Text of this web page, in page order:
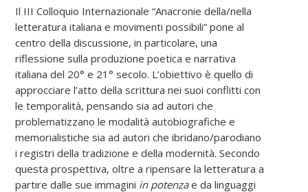
Il III Colloquio Internazionale “Anacronie della/nella
letteratura italiana e movimenti possibili” pone al
centro della discussione, in particolare, una
riflessione sulla produzione poetica e narrativa
italiana del 20° e 21° secolo. L’obiettivo è quello di
approcciare l’atto della scrittura nei suoi conflitti con
le temporalità, pensando sia ad autori che
problematizzano le modalità autobiografiche e
memorialistiche sia ad autori che ibridano/parodiano
i registri della tradizione e della modernità. Secondo
questa prospettiva, oltre a ripensare la letteratura a
partire dalle sue immagini in potenzae da linguaggi